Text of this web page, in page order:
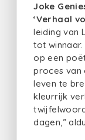
Joke
‘Verhaal
leiding van
tot
op een
proces van
leven te
kleurrijk
dagen,”